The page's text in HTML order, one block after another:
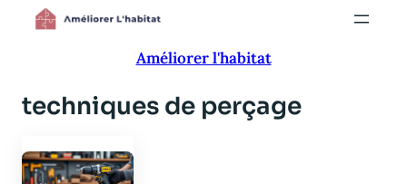
Aller
Améliorer l'habitat
techniques de perçage